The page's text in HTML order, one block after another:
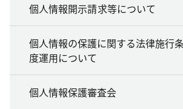
個人情報開示請求等について
個人情報の保護に関する法律施行
度運用について
個人情報保護審査会